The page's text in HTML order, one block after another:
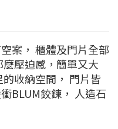
案， 櫃體及門片全部
壓迫感，簡單又大
收納空間， 門片皆
BLUM鉸鍊， 人造石